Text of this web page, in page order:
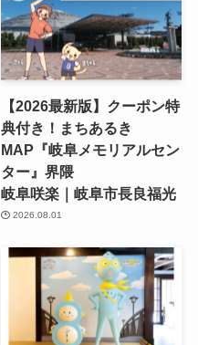
【2026最新版】クーポン特
典付き！まちあるき
MAP『岐阜メモリアルセン
ター』界隈
岐阜咲楽｜岐阜市長良福光
2026.08.01